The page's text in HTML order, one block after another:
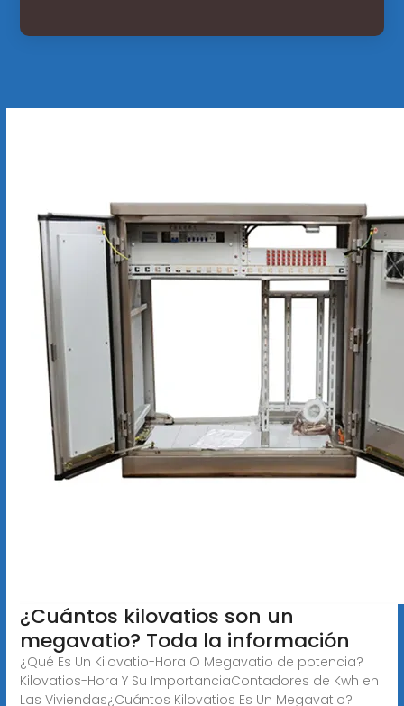
¿Cuántos kilovatios son un
megavatio? Toda la información
¿Qué Es Un Kilovatio-Hora O Megavatio de potencia?
Kilovatios-Hora Y Su ImportanciaContadores de Kwh en
Las Viviendas¿Cuántos Kilovatios Es Un Megavatio?